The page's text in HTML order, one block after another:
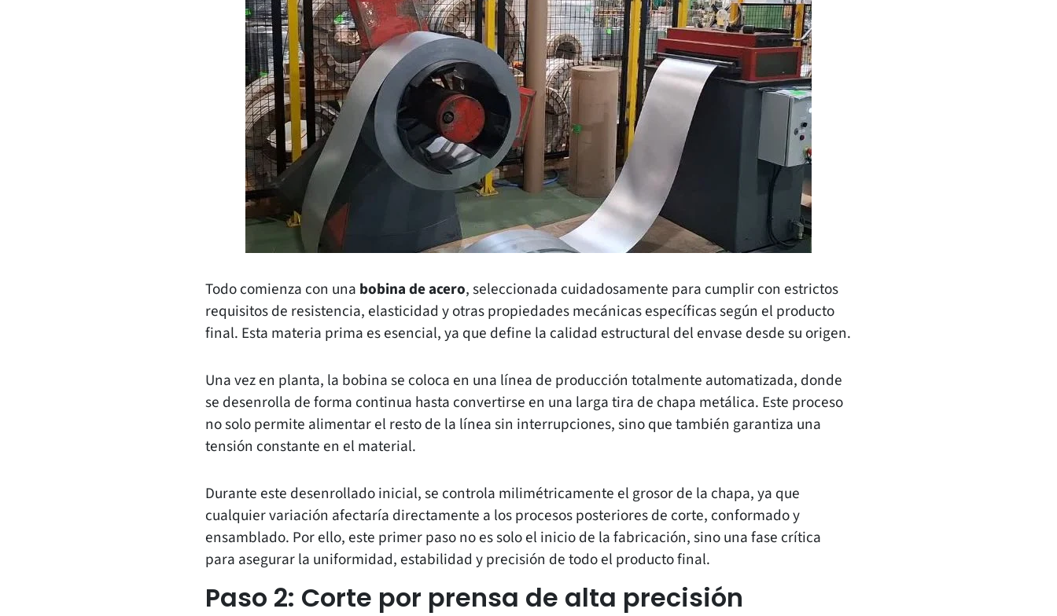
Todo comienza con una bobina de acero, seleccionada cuidadosamente para cumplir con estrictos
requisitos de resistencia, elasticidad y otras propiedades mecánicas específicas según el producto
final. Esta materia prima es esencial, ya que define la calidad estructural del envase desde su origen.
Una vez en planta, la bobina se coloca en una línea de producción totalmente automatizada, donde
se desenrolla de forma continua hasta convertirse en una larga tira de chapa metálica. Este proceso
no solo permite alimentar el resto de la línea sin interrupciones, sino que también garantiza una
tensión constante en el material.
Durante este desenrollado inicial, se controla milimétricamente el grosor de la chapa, ya que
cualquier variación afectaría directamente a los procesos posteriores de corte, conformado y
ensamblado. Por ello, este primer paso no es solo el inicio de la fabricación, sino una fase crítica
para asegurar la uniformidad, estabilidad y precisión de todo el producto final.
Paso 2: Corte por prensa de alta precisión